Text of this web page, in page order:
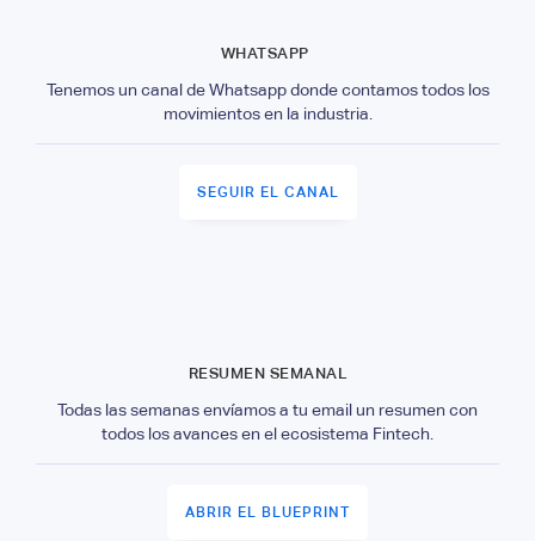
WHATSAPP
Tenemos un canal de Whatsapp donde contamos todos los
movimientos en la industria.
SEGUIR EL CANAL
RESUMEN SEMANAL
Todas las semanas envíamos a tu email un resumen con
todos los avances en el ecosistema Fintech.
ABRIR EL BLUEPRINT